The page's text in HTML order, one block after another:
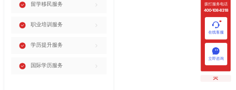
拨打服务电话
400-108-8318
在线客服
立即咨询
留学移民服务
职业培训服务
学历提升服务
国际学历服务